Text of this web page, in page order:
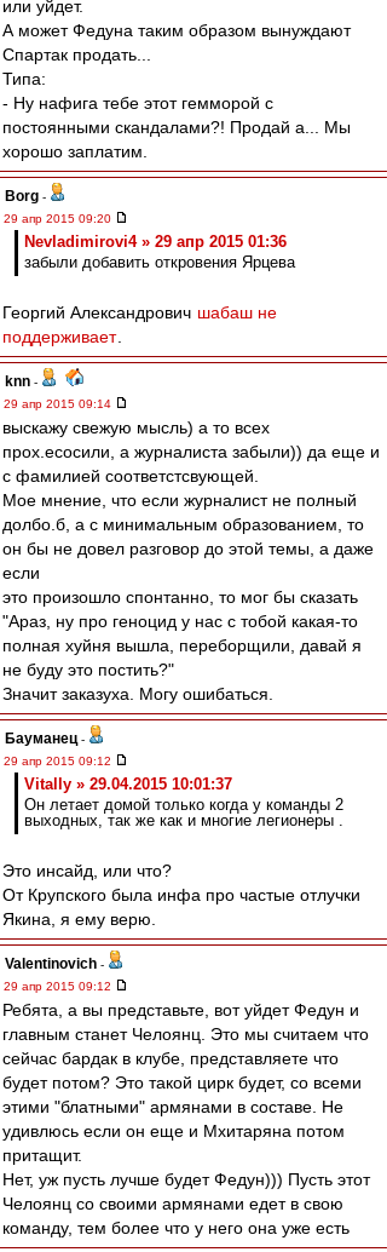
или уйдет.
А может Федуна таким образом вынуждают
Спартак продать...
Типа:
- Ну нафига тебе этот гемморой с
постоянными скандалами?! Продай а... Мы
хорошо заплатим.
Borg -
29 апр 2015 09:20
Nevladimirovi4 » 29 апр 2015 01:36
забыли добавить откровения Ярцева
Георгий Александрович шабаш не
поддерживает
knn -
29 апр 2015 09:14
выскажу свежую мысль) а то всех
прох.есосили, а журналиста забыли)) да еще и
с фамилией соответстсвующей.
Мое мнение, что если журналист не полный
долбо.б, а с минимальным образованием, то
он бы не довел разговор до этой темы, а даже
если
это произошло спонтанно, то мог бы сказать
"Араз, ну про геноцид у нас с тобой какая-то
полная хуйня вышла, переборщили, давай я
не буду это постить?"
Значит заказуха. Могу ошибаться.
Бауманец -
29 апр 2015 09:12
Vitally » 29.04.2015 10:01:37
Он летает домой только когда у команды 2
выходных, так же как и многие легионеры .
Это инсайд, или что?
От Крупского была инфа про частые отлучки
Якина, я ему верю.
Valentinovich -
29 апр 2015 09:12
Ребята, а вы представьте, вот уйдет Федун и
главным станет Челоянц. Это мы считаем что
сейчас бардак в клубе, представляете что
будет потом? Это такой цирк будет, со всеми
этими "блатными" армянами в составе. Не
удивлюсь если он еще и Мхитаряна потом
притащит.
Нет, уж пусть лучше будет Федун))) Пусть этот
Челоянц со своими армянами едет в свою
команду, тем более что у него она уже есть